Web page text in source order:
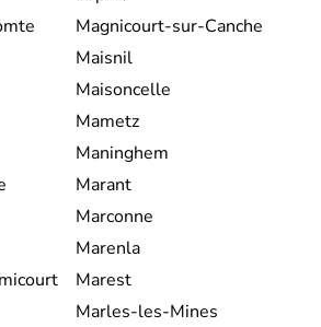
Magnicourt-sur-Canche
Maisnil
Maisoncelle
Mametz
Maninghem
Marant
Marconne
Marenla
Marest
Marles-les-Mines